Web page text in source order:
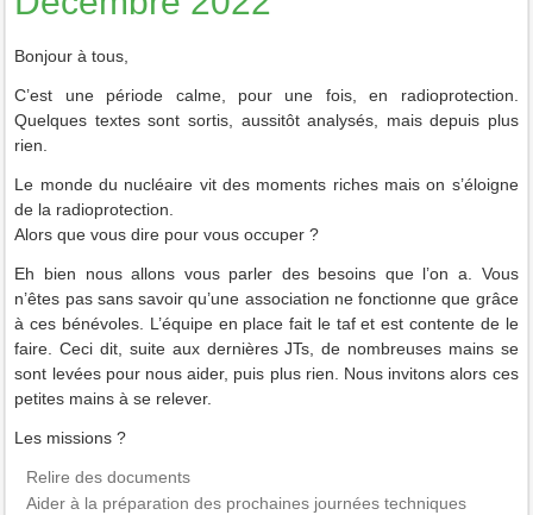
Bonjour à tous,
C’est une période calme, pour une fois, en radioprotection.
Quelques textes sont sortis, aussitôt analysés, mais depuis plus
rien.
Le monde du nucléaire vit des moments riches mais on s’éloigne
de la radioprotection.
Alors que vous dire pour vous occuper ?
Eh bien nous allons vous parler des besoins que l’on a. Vous
n’êtes pas sans savoir qu’une association ne fonctionne que grâce
à ces bénévoles. L’équipe en place fait le taf et est contente de le
faire. Ceci dit, suite aux dernières JTs, de nombreuses mains se
sont levées pour nous aider, puis plus rien. Nous invitons alors ces
petites mains à se relever.
Les missions ?
Relire des documents
Aider à la préparation des prochaines journées techniques